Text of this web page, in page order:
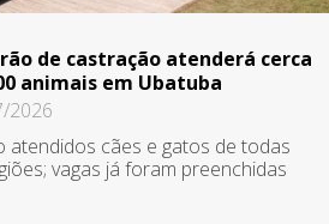
de castração atenderá cerca
animais em Ubatuba
2026
atendidos cães e gatos de todas
vagas já foram preenchidas